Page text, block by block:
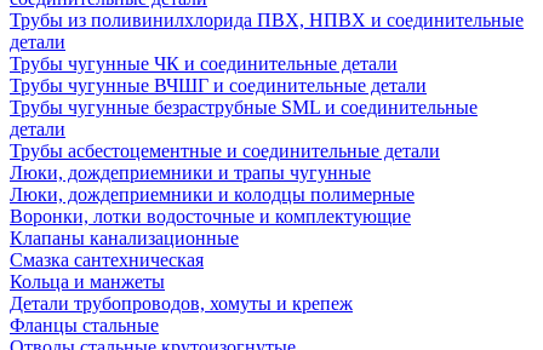
Трубы из поливинилхлорида ПВХ, НПВХ и соединительные
детали
Трубы чугунные ЧК и соединительные детали
Трубы чугунные ВЧШГ и соединительные детали
Трубы чугунные безраструбные SML и соединительные
детали
Трубы асбестоцементные и соединительные детали
Люки, дождеприемники и трапы чугунные
Люки, дождеприемники и колодцы полимерные
Воронки, лотки водосточные и комплектующие
Клапаны канализационные
Смазка сантехническая
Кольца и манжеты
Детали трубопроводов, хомуты и крепеж
Фланцы стальные